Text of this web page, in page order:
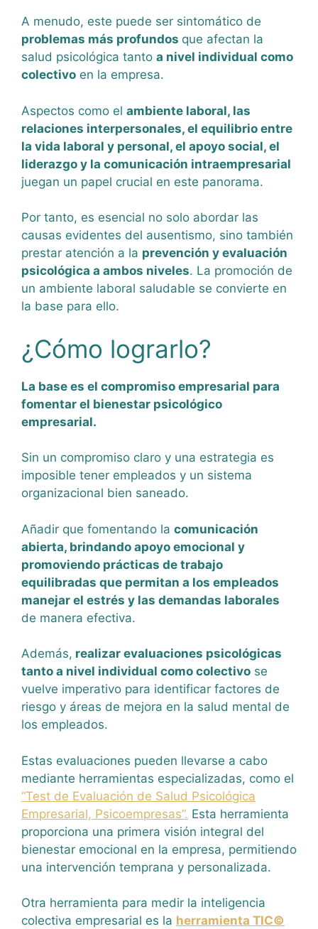
A menudo, este puede ser sintomático de
problemas más profundos que afectan la
salud psicológica tanto a nivel individual como
colectivo en la empresa.
Aspectos como el ambiente laboral, las
relaciones interpersonales, el equilibrio entre
la vida laboral y personal, el apoyo social, el
liderazgo y la comunicación intraempresarial
juegan un papel crucial en este panorama.
Por tanto, es esencial no solo abordar las
causas evidentes del ausentismo, sino también
prestar atención a la prevención y evaluación
psicológica a ambos niveles. La promoción de
un ambiente laboral saludable se convierte en
la base para ello.
¿Cómo lograrlo?
La base es el compromiso empresarial para
fomentar el bienestar psicológico
empresarial.
Sin un compromiso claro y una estrategia es
imposible tener empleados y un sistema
organizacional bien saneado.
Añadir que fomentando la comunicación
abierta, brindando apoyo emocional y
promoviendo prácticas de trabajo
equilibradas que permitan a los empleados
manejar el estrés y las demandas laborales
de manera efectiva.
Además, realizar evaluaciones psicológicas
tanto a nivel individual como colectivo se
vuelve imperativo para identificar factores de
riesgo y áreas de mejora en la salud mental de
los empleados.
Estas evaluaciones pueden llevarse a cabo
mediante herramientas especializadas, como el
“Test de Evaluación de Salud Psicológica
Empresarial, Psicoempresas”. Esta herramienta
proporciona una primera visión integral del
bienestar emocional en la empresa, permitiendo
una intervención temprana y personalizada.
Otra herramienta para medir la inteligencia
colectiva empresarial es la herramienta TIC©